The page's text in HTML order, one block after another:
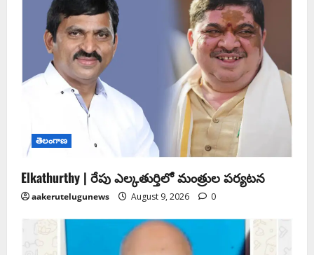
తెలంగాణ
Elkathurthy | రేపు ఎల్కతుర్తిలో మంత్రుల పర్యటన
aakerutelugunews August 9, 2026 0